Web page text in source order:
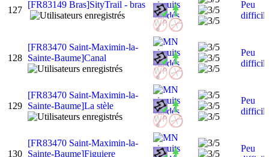
127
[FR83149 Bras]SityTrail - bras
Peu
128
[FR83470 Saint-Maximin-la-
Sainte-Baume]Canal
Peu
129
[FR83470 Saint-Maximin-la-
Sainte-Baume]La stèle
Peu
130
[FR83470 Saint-Maximin-la-
Sainte-Baume]Figuiere
Peu